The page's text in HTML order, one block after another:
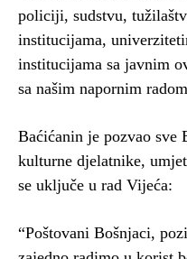
policiji, sudstvu,
institucijama,
institucijama sa javnim
sa našim napornim
Baćićanin je pozvao sve
kulturne djelatnike,
se uključe u rad Vijeća:
“Poštovani Bošnjaci,